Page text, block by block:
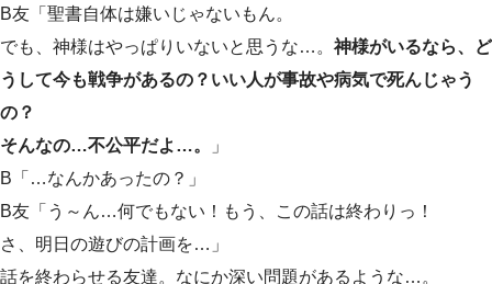
B友「聖書自体は嫌いじゃないもん。
でも、神様はやっぱりいないと思うな…。 神様がいるなら、ど
うして今も戦争があるの？いい人が事故や病気で死んじゃう
の？
そんなの…不公平だよ…。
」
B「…なんかあったの？」
B友「う～ん…何でもない！もう、この話は終わりっ！
さ、明日の遊びの計画を…」
話を終わらせる友達。なにか深い問題があるような…。